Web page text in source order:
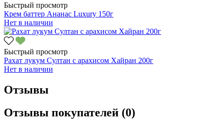
Быстрый просмотр
Крем баттер Ананас Luxury 150г
Нет в наличии
Быстрый просмотр
Рахат лукум Султан с арахисом Хайран 200г
Нет в наличии
Отзывы
Отзывы покупателей (0)